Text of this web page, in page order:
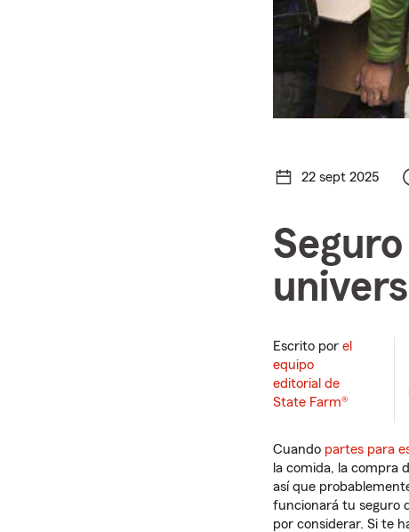
22 sept 2025
Escrito por el
equipo
editorial de
State Farm®
Cuando partes para
la comida, la compra
así que
funcionará tu seguro
por considerar. Si te